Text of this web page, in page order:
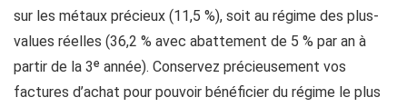
sur les métaux précieux (11,5 %), soit au régime des plus-
values réelles (36,2 % avec abattement de 5 % par an à
partir de la 3ᵉ année). Conservez précieusement vos
factures d’achat pour pouvoir bénéficier du régime le plus